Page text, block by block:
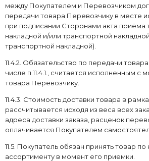
между Покупателем и Перевозчиком
передачи товара Перевозчику в месте
при подписании Сторонами акта приёма
накладной и/или транспортной
транспортной накладной).
11.4.2. Обязательство по передачи
числе п.11.4.1., считается исполненным с
товара Перевозчику.
11.4.3. Стоимость доставки товара в
рассчитывается исходя из веса всех
адреса доставки заказа, расценок
оплачивается Покупателем
11.5. Покупатель обязан принять товар по
ассортименту в момент его приемки.